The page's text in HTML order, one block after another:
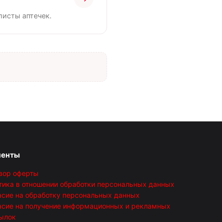
аптечек.
оферты
в отношении обработки персональных данных
на обработку персональных данных
на получение информационных и рекламных